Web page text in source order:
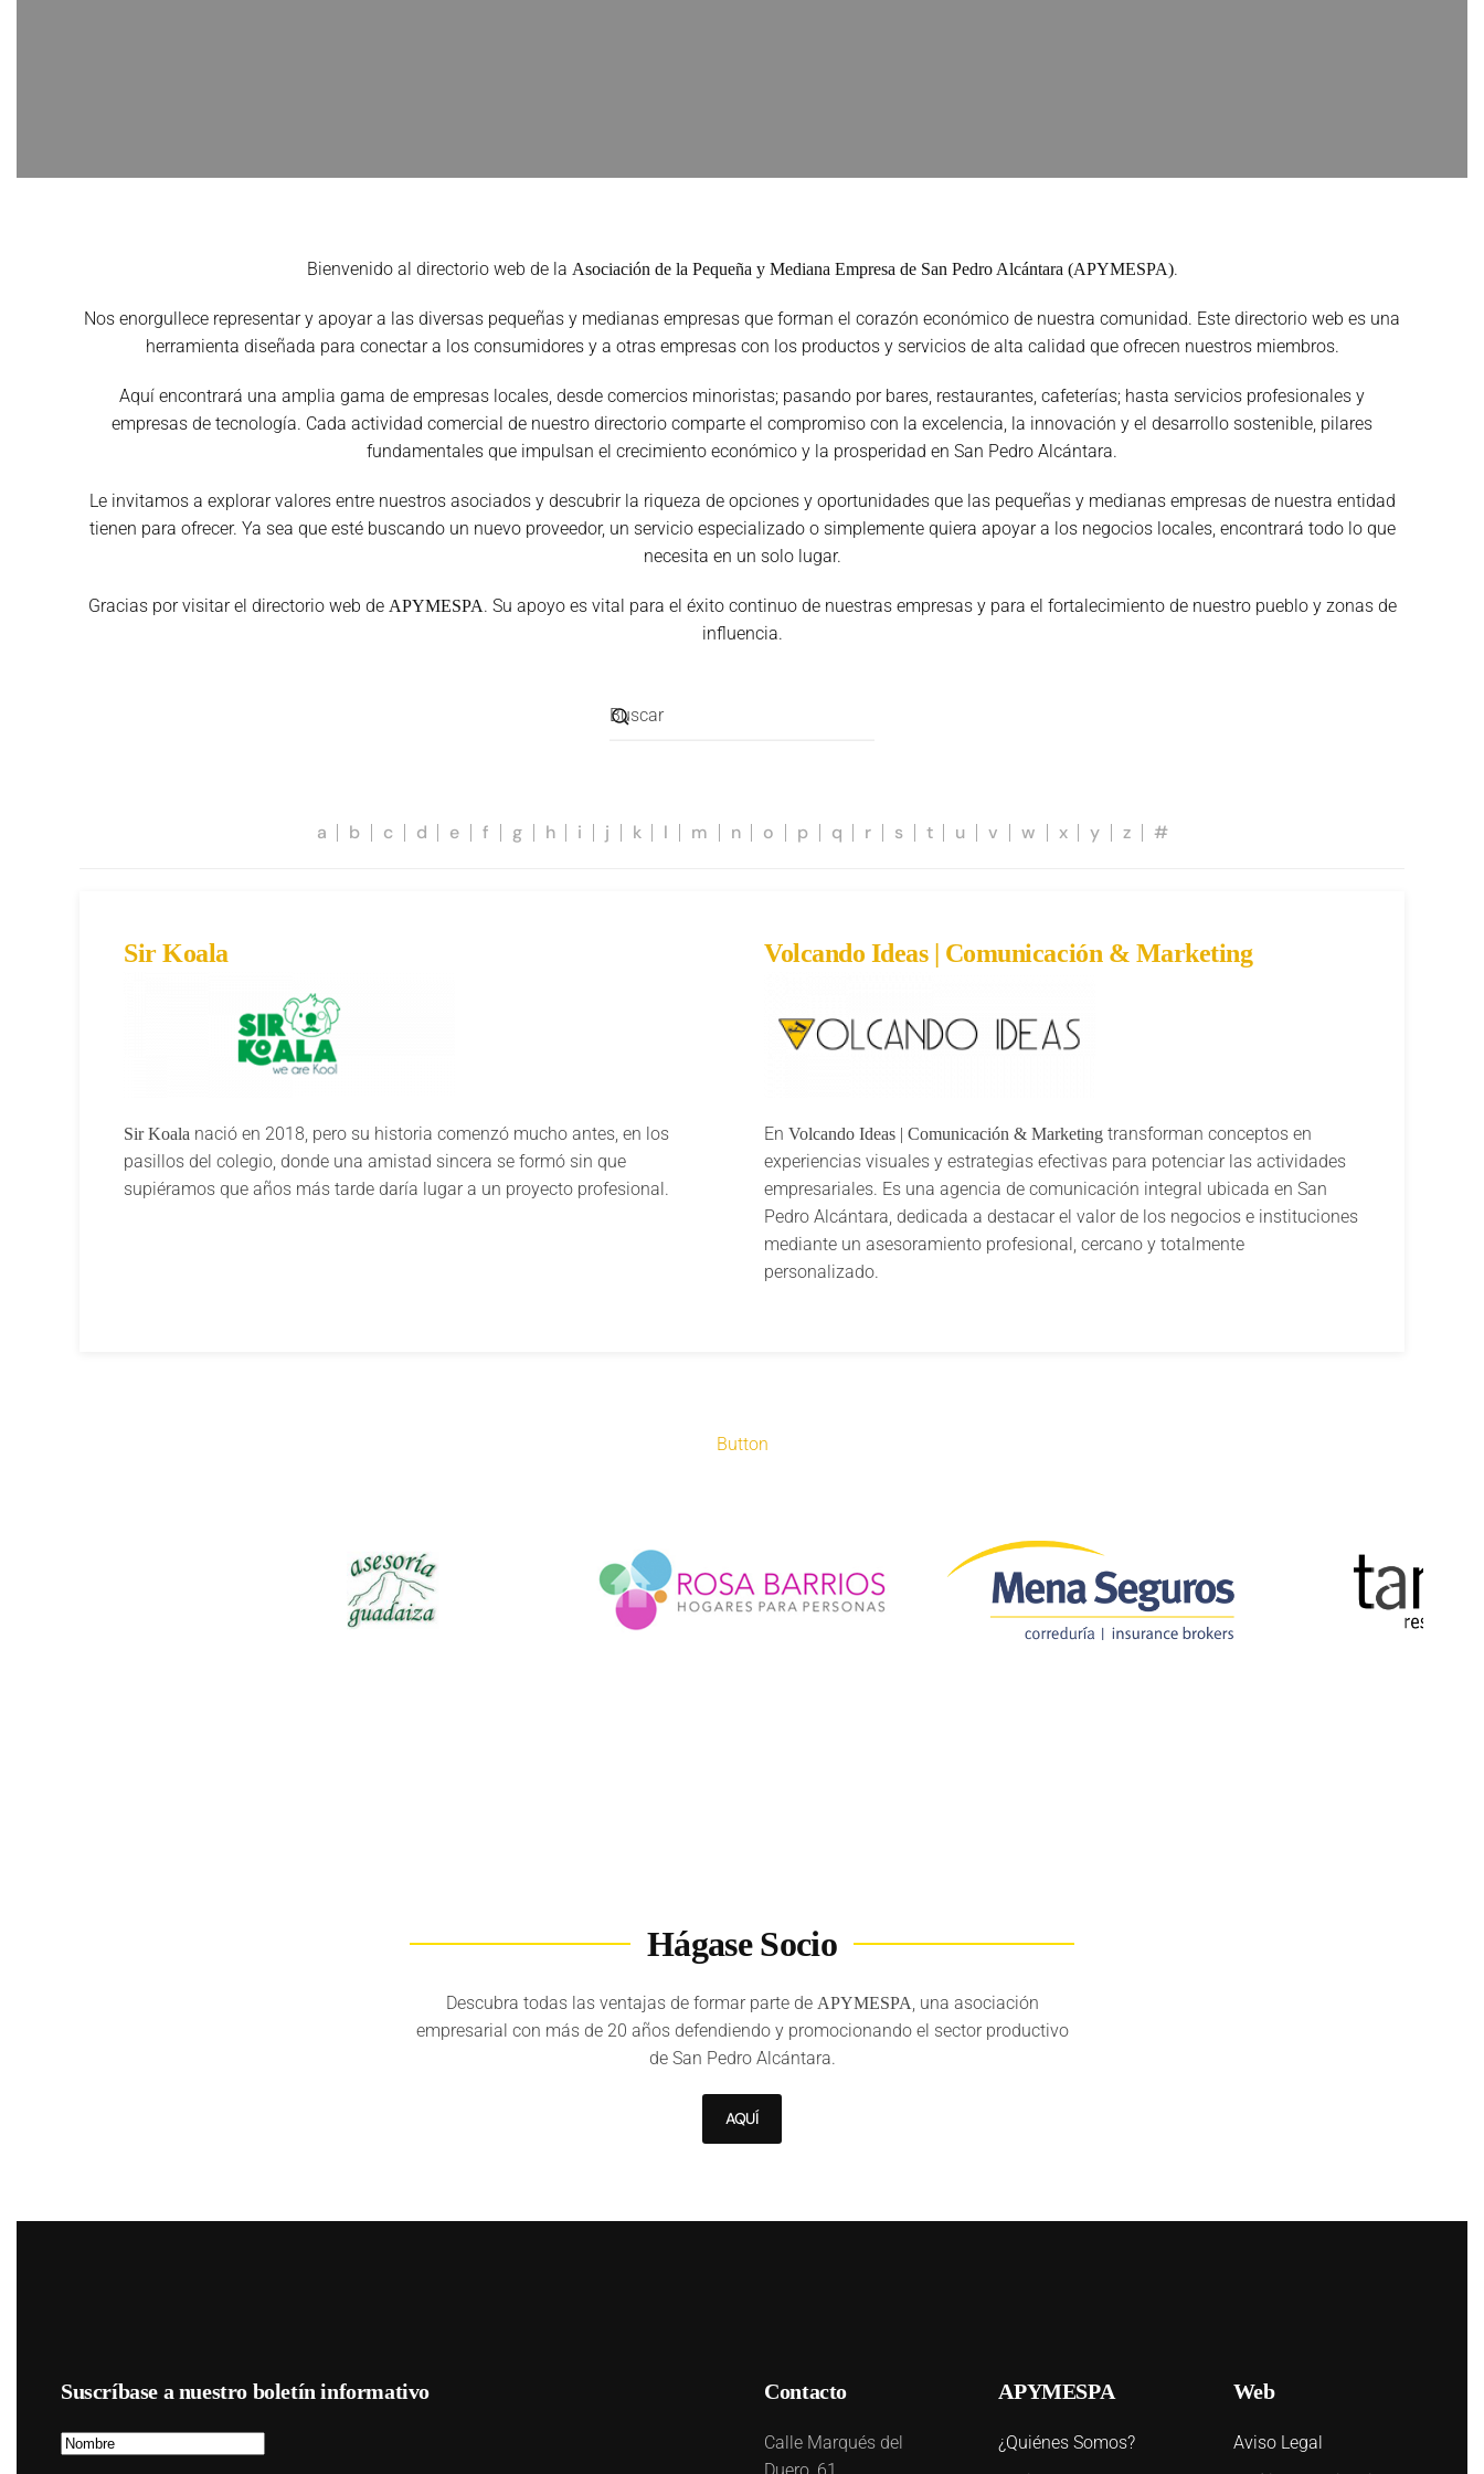
Bienvenido al directorio web de la Asociación de la Pequeña y Mediana Empresa de San Pedro Alcántara (APYMESPA).
Nos enorgullece representar y apoyar a las diversas pequeñas y medianas empresas que forman el corazón económico de nuestra comunidad. Este directorio web es una
herramienta diseñada para conectar a los consumidores y a otras empresas con los productos y servicios de alta calidad que ofrecen nuestros miembros.
Aquí encontrará una amplia gama de empresas locales, desde comercios minoristas; pasando por bares, restaurantes, cafeterías; hasta servicios profesionales y
empresas de tecnología. Cada actividad comercial de nuestro directorio comparte el compromiso con la excelencia, la innovación y el desarrollo sostenible, pilares
fundamentales que impulsan el crecimiento económico y la prosperidad en San Pedro Alcántara.
Le invitamos a explorar valores entre nuestros asociados y descubrir la riqueza de opciones y oportunidades que las pequeñas y medianas empresas de nuestra entidad
tienen para ofrecer. Ya sea que esté buscando un nuevo proveedor, un servicio especializado o simplemente quiera apoyar a los negocios locales, encontrará todo lo que
necesita en un solo lugar.
Gracias por visitar el directorio web de APYMESPA. Su apoyo es vital para el éxito continuo de nuestras empresas y para el fortalecimiento de nuestro pueblo y zonas de
influencia.
a b c d e f g h i j k l m n o p q r s t u v w x y z #
Sir Koala
Sir Koala nació en 2018, pero su historia comenzó mucho antes, en los
pasillos del colegio, donde una amistad sincera se formó sin que
supiéramos que años más tarde daría lugar a un proyecto profesional.
Volcando Ideas | Comunicación & Marketing
En Volcando Ideas | Comunicación & Marketing transforman conceptos en
experiencias visuales y estrategias efectivas para potenciar las actividades
empresariales. Es una agencia de comunicación integral ubicada en San
Pedro Alcántara, dedicada a destacar el valor de los negocios e instituciones
mediante un asesoramiento profesional, cercano y totalmente
personalizado.
Button
Hágase Socio
Descubra todas las ventajas de formar parte de APYMESPA , una asociación
empresarial con más de 20 años defendiendo y promocionando el sector productivo
de San Pedro Alcántara.
AQUÍ
Suscríbase a nuestro boletín informativo Contacto
Calle Marqués del
Duero, 61
APYMESPA
¿Quiénes Somos?
Web
Aviso Legal